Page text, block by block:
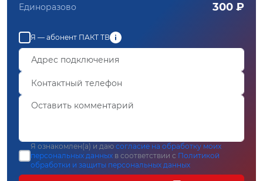
Единоразово 300 ₽
Я — абонент ПАКТ ТВ
Я ознакомлен(а) и даю согласие на обработку моих
персональных данных в соответствии с Политикой
обработки и защиты персональных данных